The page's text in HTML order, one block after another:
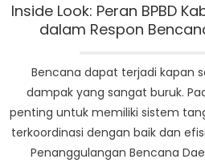
Inside Look: Peran BPBD
dalam Respon
Bencana dapat terjadi kapan
dampak yang sangat buruk.
penting untuk memiliki sistem
terkoordinasi dengan baik dan
Penanggulangan Bencana